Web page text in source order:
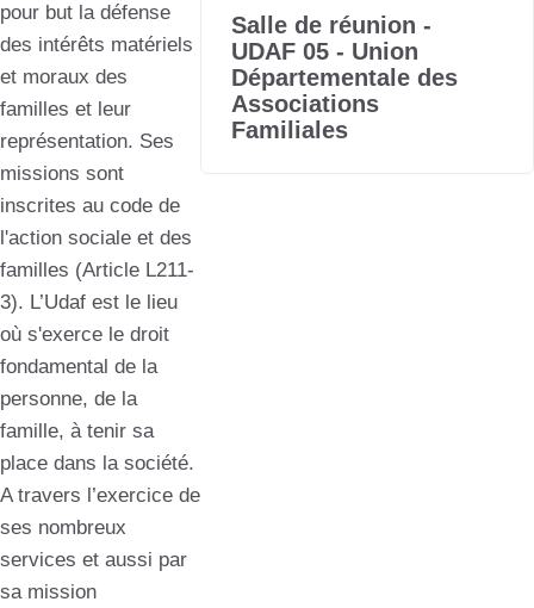
pour but la défense
des intérêts matériels
et moraux des
familles et leur
représentation. Ses
missions sont
inscrites au code de
l'action sociale et des
familles (Article L211-
3). L’Udaf est le lieu
où s'exerce le droit
fondamental de la
personne, de la
famille, à tenir sa
place dans la société.
A travers l’exercice de
ses nombreux
services et aussi par
sa mission
Salle de réunion -
UDAF 05 - Union
Départementale des
Associations
Familiales